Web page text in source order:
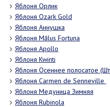
Яблоня Орлик
Яблоня Ozark Gold
Яблоня Аннушка
Яблоня Mālus Fortuna
Яблоня Apollo
Яблоня Kwinti
Яблоня Осеннее полосатое
Яблоня Carmen de Senneville
Яблоня Медуница Зимняя
Яблоня Rubinola